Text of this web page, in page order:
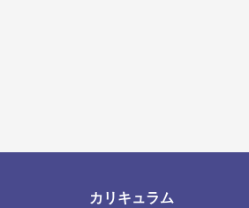
カリキュラム